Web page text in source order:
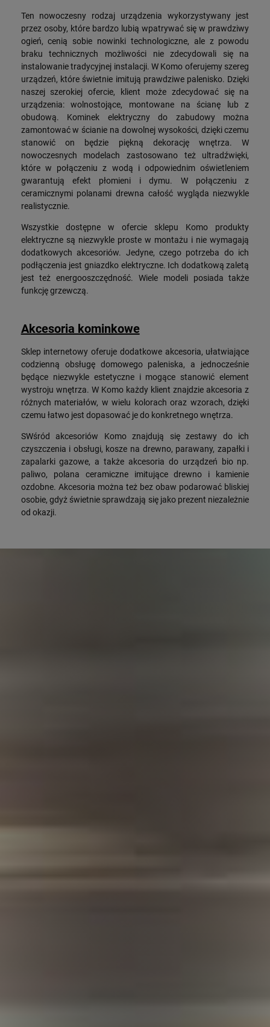
Ten nowoczesny rodzaj urządzenia wykorzystywany jest
przez osoby, które bardzo lubią wpatrywać się w prawdziwy
ogień, cenią sobie nowinki technologiczne, ale z powodu
braku technicznych możliwości nie zdecydowali się na
instalowanie tradycyjnej instalacji. W Komo oferujemy szereg
urządzeń, które świetnie imitują prawdziwe palenisko. Dzięki
naszej szerokiej ofercie, klient może zdecydować się na
urządzenia: wolnostojące, montowane na ścianę lub z
obudową. Kominek elektryczny do zabudowy można
zamontować w ścianie na dowolnej wysokości, dzięki czemu
stanowić on będzie piękną dekorację wnętrza. W
nowoczesnych modelach zastosowano też ultradźwięki,
które w połączeniu z wodą i odpowiednim oświetleniem
gwarantują efekt płomieni i dymu. W połączeniu z
ceramicznymi polanami drewna całość wygląda niezwykle
realistycznie.
Wszystkie dostępne w ofercie sklepu Komo produkty
elektryczne są niezwykle proste w montażu i nie wymagają
dodatkowych akcesoriów. Jedyne, czego potrzeba do ich
podłączenia jest gniazdko elektryczne. Ich dodatkową zaletą
jest też energooszczędność. Wiele modeli posiada także
funkcję grzewczą.
Akcesoria kominkowe
Sklep internetowy oferuje dodatkowe akcesoria, ułatwiające
codzienną obsługę domowego paleniska, a jednocześnie
będące niezwykle estetyczne i mogące stanowić element
wystroju wnętrza. W Komo każdy klient znajdzie akcesoria z
różnych materiałów, w wielu kolorach oraz wzorach, dzięki
czemu łatwo jest dopasować je do konkretnego wnętrza.
SWśród akcesoriów Komo znajdują się zestawy do ich
czyszczenia i obsługi, kosze na drewno, parawany, zapałki i
zapalarki gazowe, a także akcesoria do urządzeń bio np.
paliwo, polana ceramiczne imitujące drewno i kamienie
ozdobne. Akcesoria można też bez obaw podarować bliskiej
osobie, gdyż świetnie sprawdzają się jako prezent niezależnie
od okazji.